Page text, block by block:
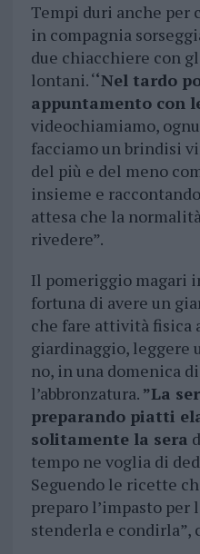
Tempi duri anche per
in compagnia
due chiacchiere con
lontani. ‘‘Nel tardo
appuntamento con
videochiamiamo,
facciamo un brindisi
del più e del meno
insieme e
attesa che la
rivedere”.
Il pomeriggio magari
fortuna di avere un
che fare attività fisica
giardinaggio, leggere
no, in una domenica
l’abbronzatura. ”La
preparando piatti
solitamente la sera
tempo ne voglia di
Seguendo le ricette
preparo l’impasto
stenderla e condirla”,